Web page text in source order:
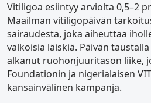
Vitiligoa esiintyy arviolta 0,5–2
Maailman vitiligopäivän
sairaudesta, joka aiheuttaa
valkoisia läiskiä. Päivän
alkanut ruohonjuuritason liike,
Foundationin ja nigerialaisen
kansainvälinen kampanja.